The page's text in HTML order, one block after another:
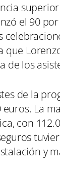
el 90
que
de los
de la
La
con
y